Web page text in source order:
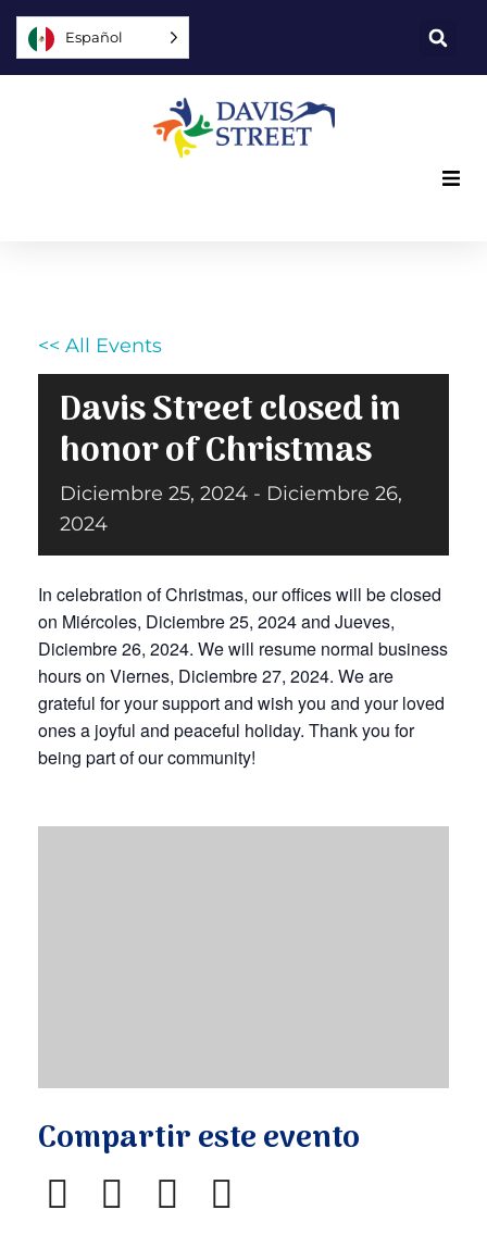
Español
Usted puede ayudar
Únase a nosotros
Explore
<< All Events
Davis Street closed in
honor of Christmas
Diciembre 25, 2024 - Diciembre 26,
2024
In celebration of Christmas, our offices will be closed
on Miércoles, Diciembre 25, 2024 and Jueves,
Diciembre 26, 2024. We will resume normal business
hours on Viernes, Diciembre 27, 2024. We are
grateful for your support and wish you and your loved
ones a joyful and peaceful holiday. Thank you for
being part of our community!
Compartir este evento